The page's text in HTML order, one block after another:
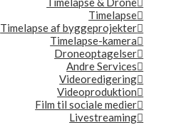
Timelapse
Timelapse af byggeprojekter
Timelapse-kamera
Droneoptagelser
Andre Services
Videoredigering
Videoproduktion
Film til sociale medier
Livestreaming